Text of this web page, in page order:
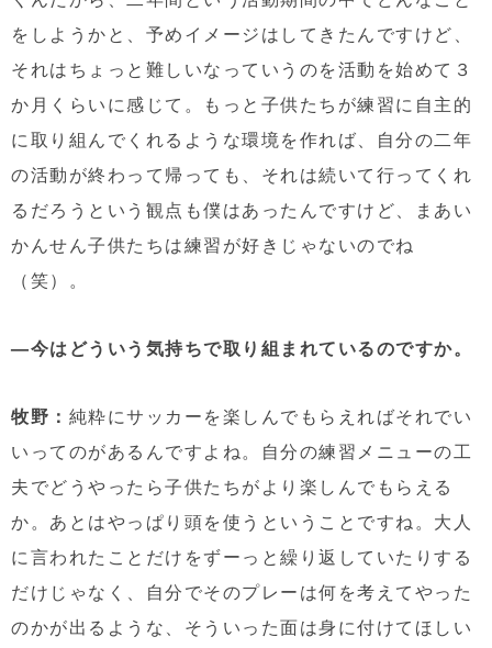
をしようかと、予めイメージはしてきたんですけど、
それはちょっと難しいなっていうのを活動を始めて３
か月くらいに感じて。もっと子供たちが練習に自主的
に取り組んでくれるような環境を作れば、自分の二年
の活動が終わって帰っても、それは続いて行ってくれ
るだろうという観点も僕はあったんですけど、まあい
かんせん子供たちは練習が好きじゃないのでね
（笑）。
—今はどういう気持ちで取り組まれているのですか。
牧野： 純粋にサッカーを楽しんでもらえればそれでい
いってのがあるんですよね。自分の練習メニューの工
夫でどうやったら子供たちがより楽しんでもらえる
か。あとはやっぱり頭を使うということですね。大人
に言われたことだけをずーっと繰り返していたりする
だけじゃなく、自分でそのプレーは何を考えてやった
のかが出るような、そういった面は身に付けてほしい